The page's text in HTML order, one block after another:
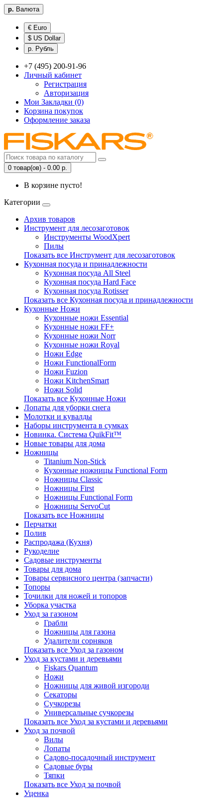
р. Валюта
€ Euro
$ US Dollar
р. Рубль
+7 (495) 200-91-96
Личный кабинет
Регистрация
Авторизация
Мои Закладки (0)
Корзина покупок
Оформление заказа
0 товар(ов) - 0.00 р.
В корзине пусто!
Категории
Архив товаров
Инструмент для лесозаготовок
Инструменты WoodXpert
Пилы
Показать все Инструмент для лесозаготовок
Кухонная посуда и принадлежности
Кухонная посуда All Steel
Кухонная посуда Hard Face
Кухонная посуда Rotisser
Показать все Кухонная посуда и принадлежности
Кухонные Ножи
Кухонные ножи Essential
Кухонные ножи FF+
Кухонные ножи Norr
Кухонные ножи Royal
Ножи Edge
Ножи FunctionalForm
Ножи Fuzion
Ножи KitchenSmart
Ножи Solid
Показать все Кухонные Ножи
Лопаты для уборки снега
Молотки и кувалды
Наборы инструмента в сумках
Новинка. Система QuikFit™
Новые товары для дома
Ножницы
Titanium Non-Stick
Кухонные ножницы Functional Form
Ножницы Classic
Ножницы First
Ножницы Functional Form
Ножницы ServoCut
Показать все Ножницы
Перчатки
Полив
Распродажа (Кухня)
Рукоделие
Садовые инструменты
Товары для дома
Товары сервисного центра (запчасти)
Топоры
Точилки для ножей и топоров
Уборка участка
Уход за газоном
Грабли
Ножницы для газона
Удалители сорняков
Показать все Уход за газоном
Уход за кустами и деревьями
Fiskars Quantum
Ножи
Ножницы для живой изгороди
Секаторы
Сучкорезы
Универсальные сучкорезы
Показать все Уход за кустами и деревьями
Уход за почвой
Вилы
Лопаты
Садово-посадочный инструмент
Садовые буры
Тяпки
Показать все Уход за почвой
Уценка